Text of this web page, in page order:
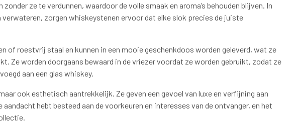
ze te verdunnen, waardoor de volle smaak en aroma’s behouden blijven. In
zorgen whiskeystenen ervoor dat elke slok precies de juiste
of roestvrij staal en kunnen in een mooie geschenkdoos worden geleverd, wat ze
Ze worden doorgaans bewaard in de vriezer voordat ze worden gebruikt, zodat ze
aan een glas whiskey.
ook esthetisch aantrekkelijk. Ze geven een gevoel van luxe en verfijning aan
hebt besteed aan de voorkeuren en interesses van de ontvanger, en het